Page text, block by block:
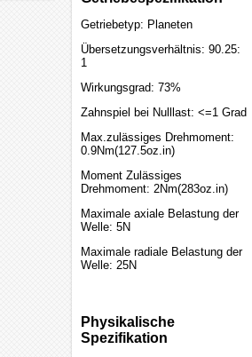
Getriebetyp: Planeten
Übersetzungsverhältnis: 90.25:
1
Wirkungsgrad: 73%
Zahnspiel bei Nulllast: <=1 Grad
Max.zulässiges Drehmoment:
0.9Nm(127.5oz.in)
Moment Zulässiges
Drehmoment: 2Nm(283oz.in)
Maximale axiale Belastung der
Welle: 5N
Maximale radiale Belastung der
Welle: 25N
Physikalische
Spezifikation